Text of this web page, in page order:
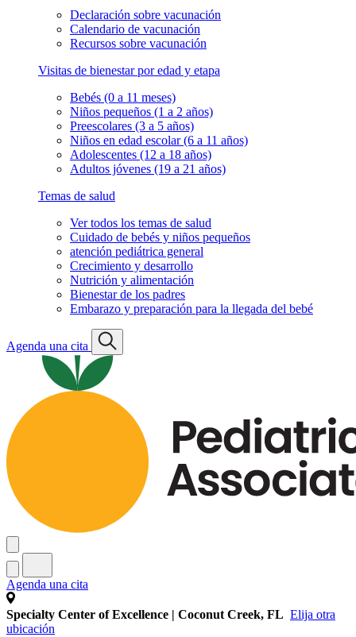
Declaración sobre vacunación
Calendario de vacunación
Recursos sobre vacunación
Visitas de bienestar por edad y etapa
Bebés (0 a 11 meses)
Niños pequeños (1 a 2 años)
Preescolares (3 a 5 años)
Niños en edad escolar (6 a 11 años)
Adolescentes (12 a 18 años)
Adultos jóvenes (19 a 21 años)
Temas de salud
Ver todos los temas de salud
Cuidado de bebés y niños pequeños
atención pediátrica general
Crecimiento y desarrollo
Nutrición y alimentación
Bienestar de los padres
Embarazo y preparación para la llegada del bebé
Agenda una cita
Agenda una cita
Specialty Center of Excellence | Coconut Creek, FL Elija otra
ubicación